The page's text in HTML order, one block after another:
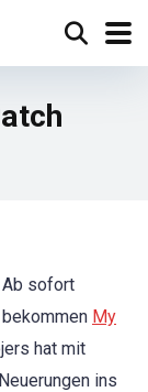
Ab sofort
bekommen My
hat mit
ins